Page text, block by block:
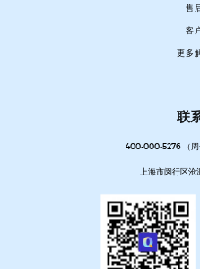
售
客
更多
联
400-000-5276 （周
上海市闵行区沧